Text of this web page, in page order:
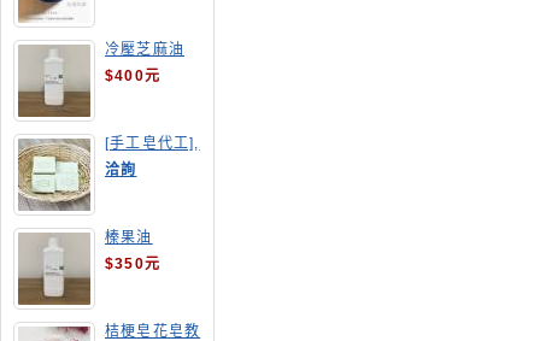
冷壓芝麻油
$400元
[手工皂代工],
酪梨手工皂
洽詢
榛果油
$350元
桔梗皂花皂教